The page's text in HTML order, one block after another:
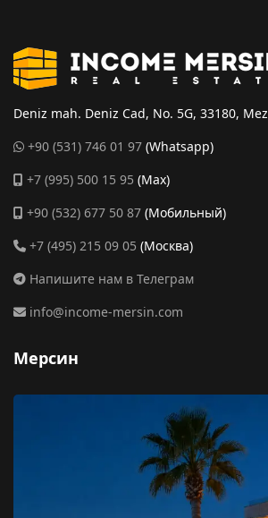
Deniz mah. Deniz Cad, No. 5G, 33180,
+90 (531) 746 01 97 (Whatsapp)
+7 (995) 500 15 95 (Max)
+90 (532) 677 50 87 (Мобильный)
+7 (495) 215 09 05 (Москва)
Напишите нам в Телеграм
info@income-mersin.com
Мерсин